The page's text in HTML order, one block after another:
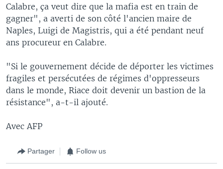
Calabre, ça veut dire que la mafia est en train de
gagner", a averti de son côté l'ancien maire de
Naples, Luigi de Magistris, qui a été pendant neuf
ans procureur en Calabre.
"Si le gouvernement décide de déporter les victimes
fragiles et persécutées de régimes d'oppresseurs
dans le monde, Riace doit devenir un bastion de la
résistance", a-t-il ajouté.
Avec AFP
Partager Follow us